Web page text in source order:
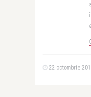
22 octombrie